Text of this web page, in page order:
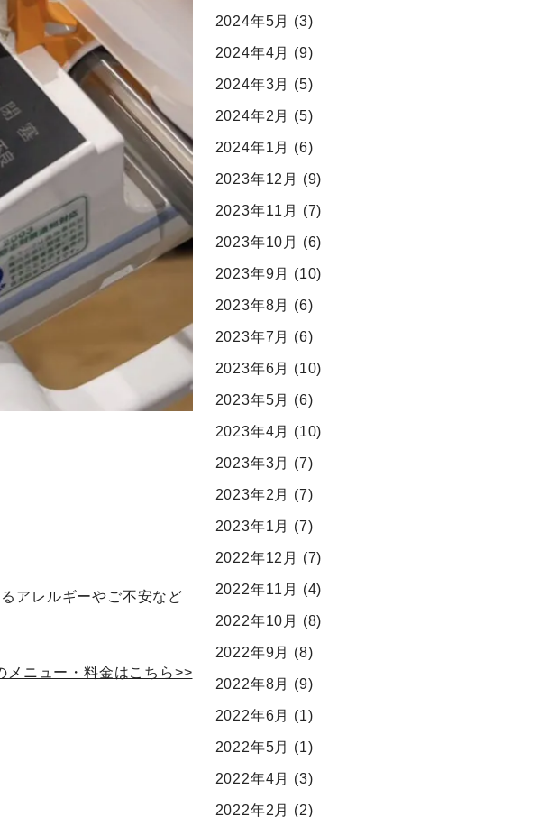
アレルギーやご不安など
メニュー・料金はこちら>>
2024年5月 (3)
2024年4月 (9)
2024年3月 (5)
2024年2月 (5)
2024年1月 (6)
2023年12月 (9)
2023年11月 (7)
2023年10月 (6)
2023年9月 (10)
2023年8月 (6)
2023年7月 (6)
2023年6月 (10)
2023年5月 (6)
2023年4月 (10)
2023年3月 (7)
2023年2月 (7)
2023年1月 (7)
2022年12月 (7)
2022年11月 (4)
2022年10月 (8)
2022年9月 (8)
2022年8月 (9)
2022年6月 (1)
2022年5月 (1)
2022年4月 (3)
2022年2月 (2)